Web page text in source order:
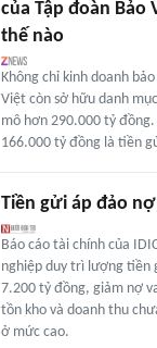
của Tập đoàn Bảo
thế nào
Không chỉ kinh doanh
Việt còn sở hữu danh
mô hơn 290.000 tỷ
166.000 tỷ đồng là tiền
Tiền gửi áp đảo nợ
Báo cáo tài chính của
nghiệp duy trì lượng tiền
7.200 tỷ đồng, giảm nợ
tồn kho và doanh thu
ở mức cao.